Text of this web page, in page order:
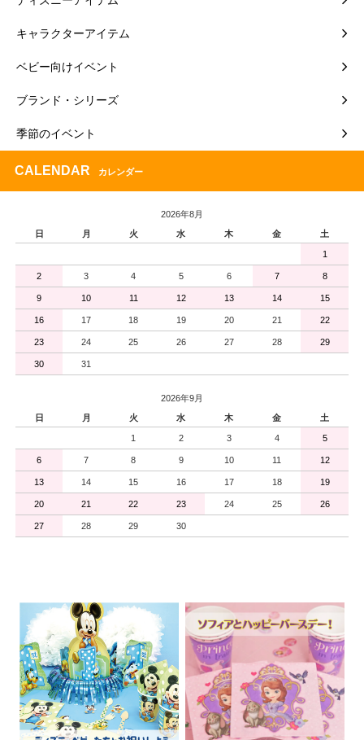
キャラクターアイテム
ベビー向けイベント
ブランド・シリーズ
季節のイベント
CALENDAR カレンダー
2026年8月
日
月 火 水 木 金 土
1
2 3 4 5 6 7 8
9 10 11 12 13 14 15
16 17 18 19 20 21 22
23 24 25 26 27 28 29
30 31
2026年9月
日
月 火 水 木 金 土
1 2 3 4 5
6 7 8 9 10 11 12
13 14 15 16 17 18 19
20 21 22 23 24 25 26
27 28 29 30